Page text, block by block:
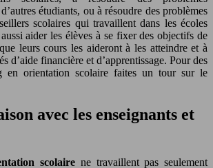
étudiants, ou à résoudre des problèmes
scolaires qui travaillent dans les écoles
aider les élèves à se fixer des objectifs de
leurs cours les aideront à les atteindre et à
d’aide financière et d’apprentissage. Pour des
en orientation scolaire faites un tour sur le
avec les enseignants et
scolaire ne travaillent pas seulement